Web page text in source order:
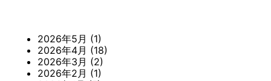
2026年5月 (1)
2026年4月 (18)
2026年3月 (2)
2026年2月 (1)